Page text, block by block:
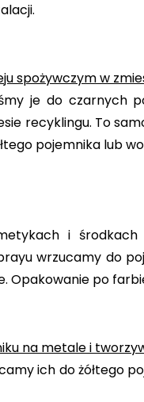
spożywczym w
je do czarnych
recyklingu. To
pojemnika lub
i
wrzucamy do
Opakowanie po
na metale i
ich do żółtego